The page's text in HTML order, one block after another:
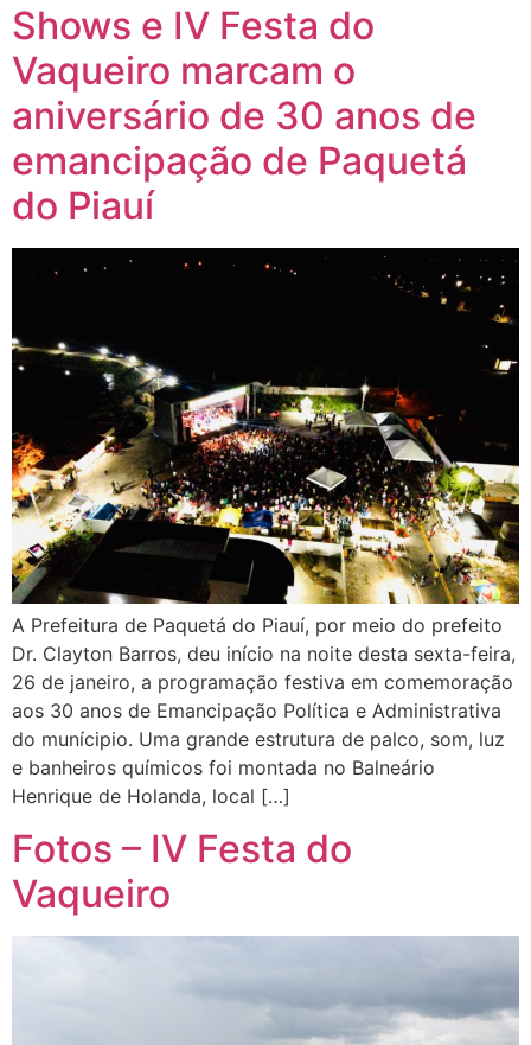
Shows e IV Festa do
Vaqueiro marcam o
aniversário de 30 anos de
emancipação de Paquetá
do Piauí
A Prefeitura de Paquetá do Piauí, por meio do prefeito
Dr. Clayton Barros, deu início na noite desta sexta-feira,
26 de janeiro, a programação festiva em comemoração
aos 30 anos de Emancipação Política e Administrativa
do munícipio. Uma grande estrutura de palco, som, luz
e banheiros químicos foi montada no Balneário
Henrique de Holanda, local […]
Fotos – IV Festa do
Vaqueiro